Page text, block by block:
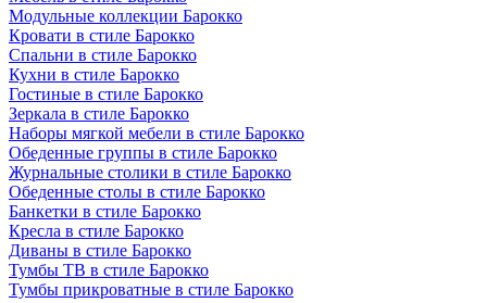
Модульные коллекции Барокко
Кровати в стиле Барокко
Спальни в стиле Барокко
Кухни в стиле Барокко
Гостиные в стиле Барокко
Зеркала в стиле Барокко
Наборы мягкой мебели в стиле Барокко
Обеденные группы в стиле Барокко
Журнальные столики в стиле Барокко
Обеденные столы в стиле Барокко
Банкетки в стиле Барокко
Кресла в стиле Барокко
Диваны в стиле Барокко
Тумбы ТВ в стиле Барокко
Тумбы прикроватные в стиле Барокко